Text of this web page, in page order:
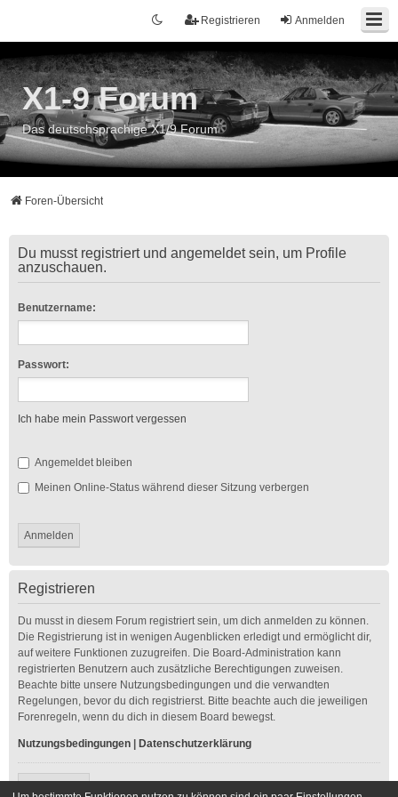
Anmelden
Registrieren
X1-9 Forum
Das deutschsprachige X1/9 Forum
Foren-Übersicht
Du musst registriert und angemeldet sein, um Profile
anzuschauen.
Benutzername:
Passwort:
Ich habe mein Passwort vergessen
Angemeldet bleiben
Meinen Online-Status während dieser Sitzung verbergen
Registrieren
Du musst in diesem Forum registriert sein, um dich anmelden zu können.
Die Registrierung ist in wenigen Augenblicken erledigt und ermöglicht dir,
auf weitere Funktionen zuzugreifen. Die Board-Administration kann
registrierten Benutzern auch zusätzliche Berechtigungen zuweisen.
Beachte bitte unsere Nutzungsbedingungen und die verwandten
Regelungen, bevor du dich registrierst. Bitte beachte auch die jeweiligen
Forenregeln, wenn du dich in diesem Board bewegst.
Nutzungsbedingungen Datenschutzerklärung